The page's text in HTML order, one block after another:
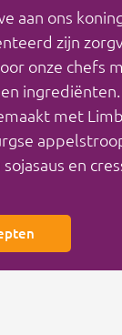
aan ons
zijn
onze chefs
met
en